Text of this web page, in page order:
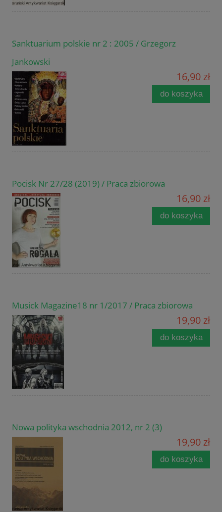
Sanktuarium polskie nr 2 : 2005 / Grzegorz
Jankowski
16,90 zł
do koszyka
Pocisk Nr 27/28 (2019) / Praca zbiorowa
16,90 zł
do koszyka
Musick Magazine18 nr 1/2017 / Praca zbiorowa
19,90 zł
do koszyka
Nowa polityka wschodnia 2012, nr 2 (3)
19,90 zł
do koszyka